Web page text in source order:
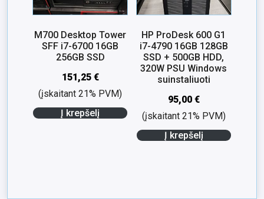
M700 Desktop Tower
SFF i7-6700 16GB
256GB SSD
151,25 €
(įskaitant 21% PVM)
Į krepšelį
HP ProDesk 600 G1
i7-4790 16GB 128GB
SSD + 500GB HDD,
320W PSU Windows
suinstaliuoti
95,00 €
(įskaitant 21% PVM)
Į krepšelį